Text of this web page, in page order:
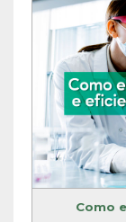
Como